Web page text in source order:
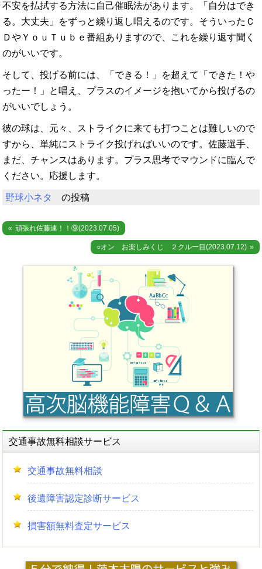
不安を払拭する方法に自己催眠法があります。「自分はでき
る。大丈夫」をずっと繰り返し唱えるのです。そういったＣ
ＤやＹｏｕＴｕｂｅ番組ありますので、これを繰り返す聞く
のがいいです。
そして、投げる前には、「できる！」を超えて「できた！や
ったー！」と唱え、プラスのイメージを抱いてから投げるの
がいいでしょう。
彼の球は、元々、ストライクに来ても打つことは難しいので
すから、単純にストライク投げればいいのです。佐藤選手、
まだ、チャンスはあります。プラス思考でマウンドに臨んで
ください。応援します。
野球小ネタ の投稿
投 頑張れ佐藤連！！⑨(2023.07.05)
○オン お楽しみくじ ２クルー目(2023.07.12)
交通事故無料相談サービス
交通事故無料相談
後遺障害認定診断サービス
損害額無料査定サービス